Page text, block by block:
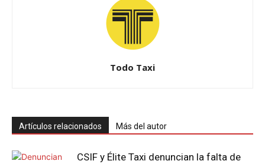
Todo Taxi
Artículos relacionados Más del autor
CSIF y Élite Taxi denuncian la falta de